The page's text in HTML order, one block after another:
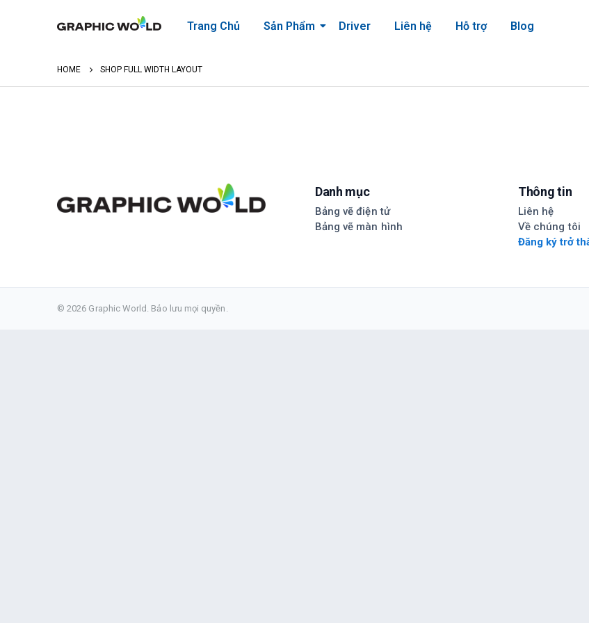
Trang Chủ Sản Phẩm Driver Liên hệ Hỗ trợ Blog
HOME SHOP FULL WIDTH LAYOUT
Danh mục
Bảng vẽ điện tử
Bảng vẽ màn hình
Thông tin
Liên hệ
Về chúng tôi
Đăng ký trở
© 2026 Graphic World. Bảo lưu mọi quyền.